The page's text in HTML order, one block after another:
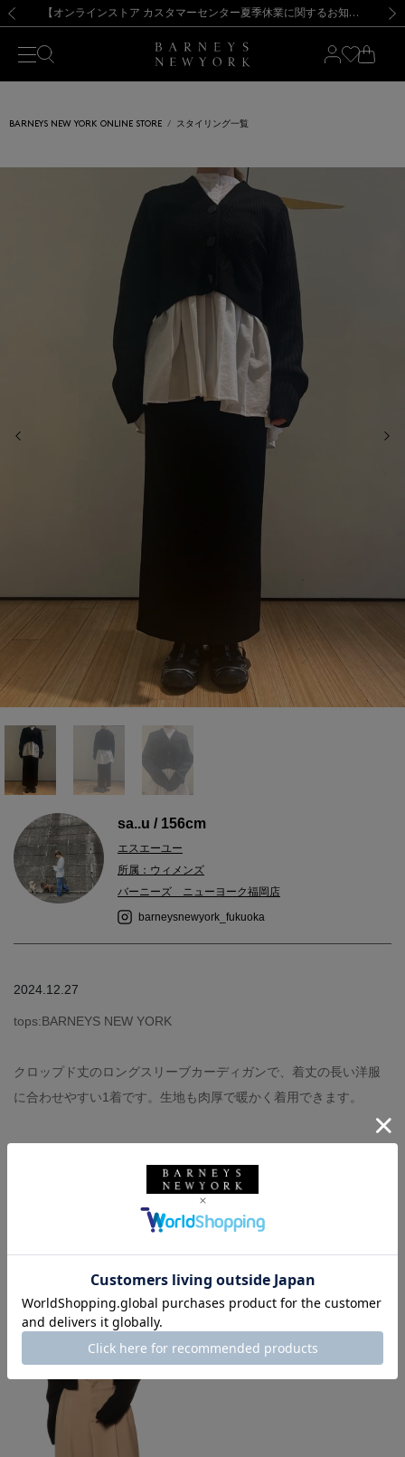
新規登録のお客様も対象！＜MY BARNEYS＞会員のお客様は11,000円（税込）以上のお買上げで常時送料無料！お買い物の際は会員登録を！
【夏季休業に伴う出荷一時停止のお知らせ】(2026.8.7) 【オンラインストア カスタマーセンター夏季休業に関するお知らせ】（2026.8.7）
【夏季休業に伴う返品・交換承り一時停止のお知らせ】（2026.8.5）
熊本県を中心とした地震の影響によるお荷物のお届けについて
【開催中】SUMMER SALEのご案内・ご注意事項 新規登録のお客様も対象！＜MY BARNEYS＞会員のお客様は11,000円（税込）以上のお買上げで常時送料無料！お買い物の際は会員登録を！
【夏季休業に伴う出荷一時停止のお知らせ】(2026.8.7)
BARNEYS NEW YORK ONLINE STORE スタイリング一覧
sa..u / 156cm
エスエーユー
所属：ウィメンズ
バーニーズ ニューヨーク福岡店
barneysnewyork_fukuoka
2024.12.27
tops:BARNEYS NEW YORK
クロップド丈のロングスリーブカーディガンで、着丈の長い洋服
に合わせやすい1着です。生地も肉厚で暖かく着用できます。
ウィメンズウェア
バーニーズ ニューヨーク福岡店 156-160cm